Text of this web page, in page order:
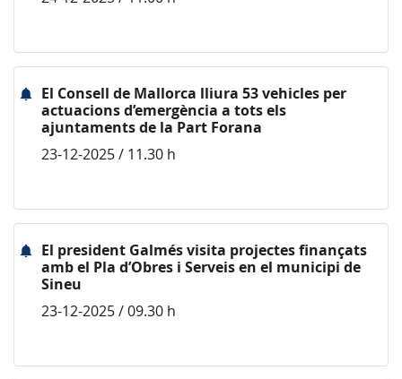
El Consell de Mallorca lliura 53 vehicles per
actuacions d’emergència a tots els
ajuntaments de la Part Forana
23-12-2025 / 11.30 h
El president Galmés visita projectes finançats
amb el Pla d’Obres i Serveis en el municipi de
Sineu
23-12-2025 / 09.30 h